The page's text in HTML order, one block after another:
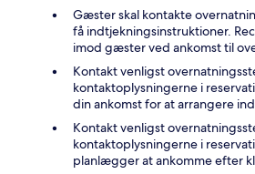
Gæster skal kontakte
få indtjekningsinstruktioner.
imod gæster ved ankomst til
Kontakt venligst
kontaktoplysningerne i
din ankomst for at arrangere
Kontakt venligst
kontaktoplysningerne i
planlægger at ankomme efter